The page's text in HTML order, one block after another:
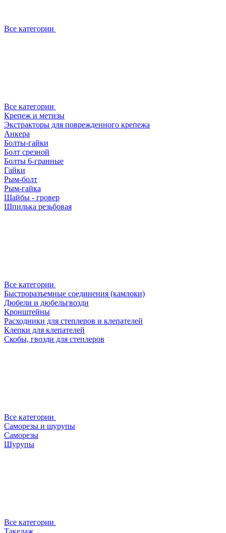
Все категории
Все категории
Крепеж и метизы
Экстракторы для поврежденного крепежа
Анкера
Болты-гайки
Болт срезной
Болты 6-гранные
Гайки
Рым-болт
Рым-гайка
Шайбы - гровер
Шпилька резьбовая
Все категории
Быстроразъемные соединения (камлоки)
Дюбели и дюбельгвозди
Кронштейны
Расходники для степлеров и клепателей
Клепки для клепателей
Скобы, гвозди для степлеров
Все категории
Саморезы и шурупы
Саморезы
Шурупы
Все категории
Такелаж